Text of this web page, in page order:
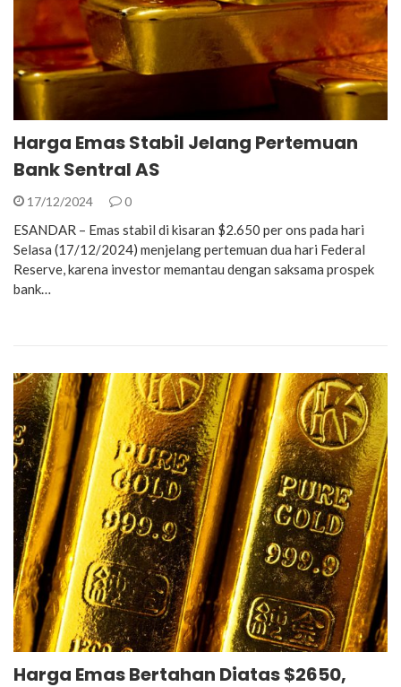
Harga Emas Stabil Jelang Pertemuan
Bank Sentral AS
17/12/2024 0
ESANDAR – Emas stabil di kisaran $2.650 per ons pada hari
Selasa (17/12/2024) menjelang pertemuan dua hari Federal
Reserve, karena investor memantau dengan saksama prospek
bank…
Harga Emas Bertahan Diatas $2650,